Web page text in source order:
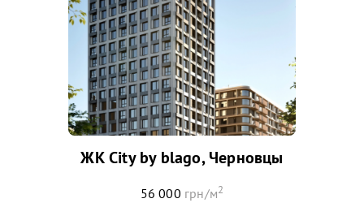
ЖК City by blago, Черновцы
56 000 грн/м2